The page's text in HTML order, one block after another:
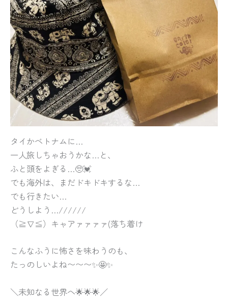
タイかベトナムに…
一人旅しちゃおうかな…と、
ふと頭をよぎる…🥺💓
でも海外は、まだドキドキするな…
でも行きたい…
どうしよう…//////
（≧∇≦）キャアァァァァ(落ち着け
こんなふうに怖さを味わうのも、
たっのしいよね〜〜〜✨🤩✨
＼未知なる世界へ🌟🌟🌟／